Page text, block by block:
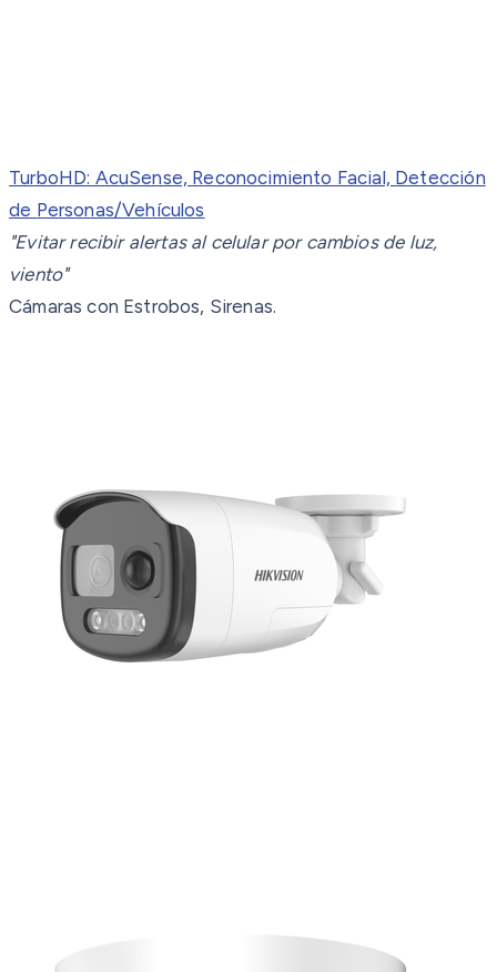
TurboHD: AcuSense, Reconocimiento Facial, Detección
de Personas/Vehículos
"Evitar recibir alertas al celular por cambios de luz,
viento"
Cámaras con Estrobos, Sirenas.